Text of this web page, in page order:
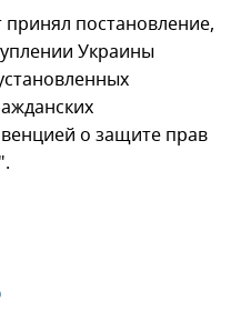
постановление,
Украины
о защите прав